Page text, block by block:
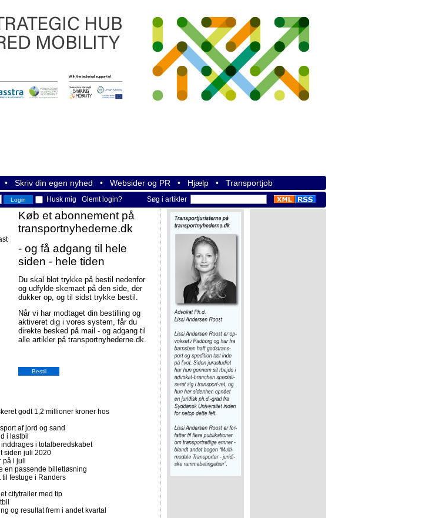
• Skriv din egen nyhed • Websider og PR • Hjælp • Transportjob
Husk mig Glemt login? Søg i artikler
Køb et abonnement på
transportnyhederne.dk
- og få adgang til hele
siden - hele tiden
Du skal blot trykke på bestil nedenfor
og udfylde skemaet på den side, der
dukker op, og til sidst trykke bestil.
Når vi har modtaget din bestilling og
aktiveret dig i vores system, får du
direkte besked på mail - og adgang til
alle artikler på transportnyhederne.dk.
godt 1,2 millioner kroner hos
af jord og sand
i lastbil
i totalberedskabet
siden juli 2020
på i juli
en passende billetløsning
festuge i Randers
citytrailer med tip
og resultat frem i andet kvartal